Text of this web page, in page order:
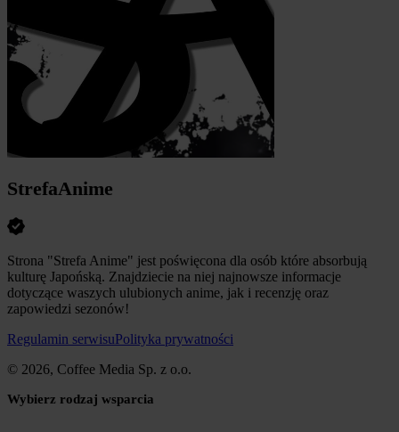
StrefaAnime
Strona "Strefa Anime" jest poświęcona dla osób które absorbują
kulturę Japońską. Znajdziecie na niej najnowsze informacje
dotyczące waszych ulubionych anime, jak i recenzję oraz
zapowiedzi sezonów!
Regulamin serwisuPolityka prywatności
© 2026, Coffee Media Sp. z o.o.
Wybierz rodzaj wsparcia